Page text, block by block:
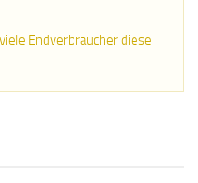
Endverbraucher diese